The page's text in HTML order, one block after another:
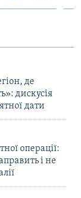
де
дискусія
дати
операції:
і не